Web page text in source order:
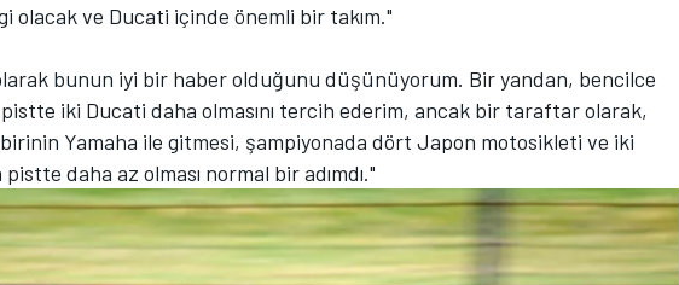
olacak ve Ducati içinde önemli bir takım."
bunun iyi bir haber olduğunu düşünüyorum. Bir yandan, bencilce
iki Ducati daha olmasını tercih ederim, ancak bir taraftar olarak,
birinin Yamaha ile gitmesi, şampiyonada dört Japon motosikleti ve iki
daha az olması normal bir adımdı."